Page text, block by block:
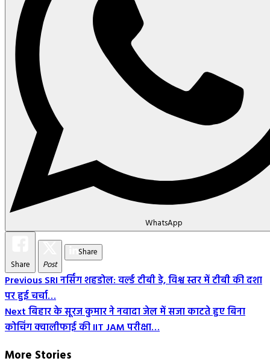
WhatsApp
Share Post
Share
Post
Navigation
PreviousSRI नर्सिंग शहडोल: वर्ल्ड टीबी डे, विश्व स्तर में टीबी की दशा
पर हुई चर्चा…
Nextबिहार के सूरज कुमार ने नवादा जेल में सजा काटते हुए बिना
कोचिंग क्वालीफाई की IIT JAM परीक्षा…
More Stories